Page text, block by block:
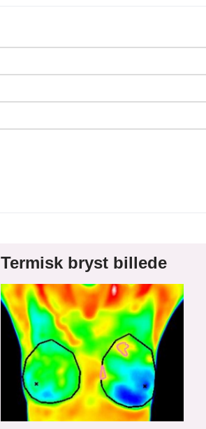
Termisk bryst billede